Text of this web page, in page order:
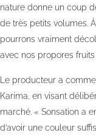
nature donne un coup
de très petits volumes.
pourrons vraiment
avec nos propores fruits
Le producteur a
Karima, en visant
marché. « Sonsation a
d’avoir une couleur